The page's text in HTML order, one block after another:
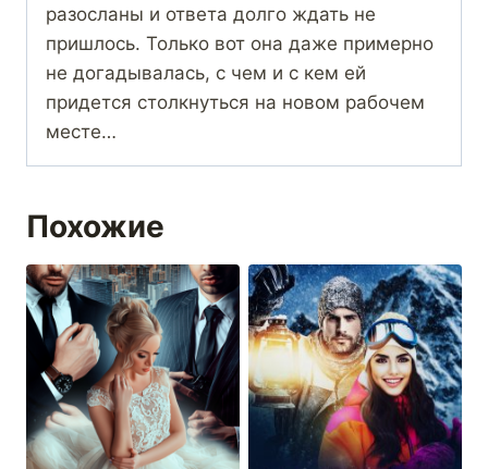
разосланы и ответа долго ждать не
пришлось. Только вот она даже примерно
не догадывалась, с чем и с кем ей
придется столкнуться на новом рабочем
месте…
Похожие